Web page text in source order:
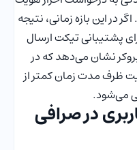
اگر در این بازه زمانی، نتیجه
پشتیبانی تیکت ارسال
نشان می‌دهد که در
ظرف مدت زمان کمتر از
در صرافی